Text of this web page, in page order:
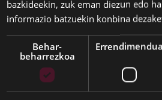
Legionella sppaurkitu zutenez
ezarritako protokoloak aktibatu
Egindako analisiek erakutsi dute
eta ez dela antzeman bainatzeko
Hala ere, PCR proban lortutako
jarraituz, Udalak beharrezkotzat
bazkideekin, zuk eman diezun edo
informazio batzuekin konbina
Behar-
beharrezkoa
Errendimendua